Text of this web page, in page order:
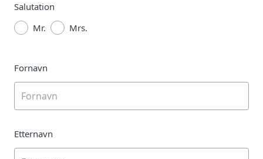
Salutation
Mr.
Mrs.
Fornavn
Etternavn